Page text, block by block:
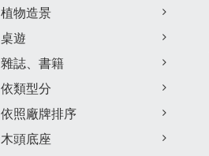
植物造景
桌遊
雜誌、書籍
依類型分
依照廠牌排序
木頭底座